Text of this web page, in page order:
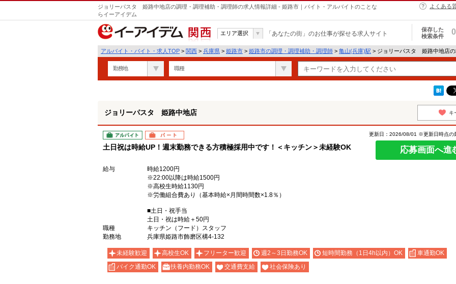
ジョリーパスタ 姫路中地店の調理・調理補助・調理師の求人情報詳細 - 姫路市｜バイト・アルバイトのことな
らイーアイデム
よくある
関西
エリア選択 「あなたの街」のお仕事が探せる求人サイト
保存した
検索条件
0
アルバイト・バイト・求人TOP > 関西 > 兵庫県 > 姫路市 > 姫路市の調理・調理補助・調理師 > 亀山(兵庫)駅 > ジョリーパスタ 姫路中地店の
勤務地 職種
ジョリーパスタ 姫路中地店 キ
アルバイト パート
土日祝は時給UP！週末勤務できる方積極採用中です！＜キッチン＞未経験OK
更新日：2026/08/01 ※更新日時点の
応募画面へ進
給与
時給1200円
※22:00以降は時給1500円
※高校生時給1130円
※労働組合費あり（基本時給×月間時間数×1.8％）
■土日・祝手当
土日・祝は時給＋50円
職種
キッチン（フード）スタッフ
勤務地
兵庫県姫路市飾磨区構4-132
未経験歓迎 高校生OK フリーター歓迎 週2～3日勤務OK 短時間勤務（1日4h以内）OK
車通勤OK
バイク通勤OK
扶養内勤務OK 交通費支給 社会保険あり